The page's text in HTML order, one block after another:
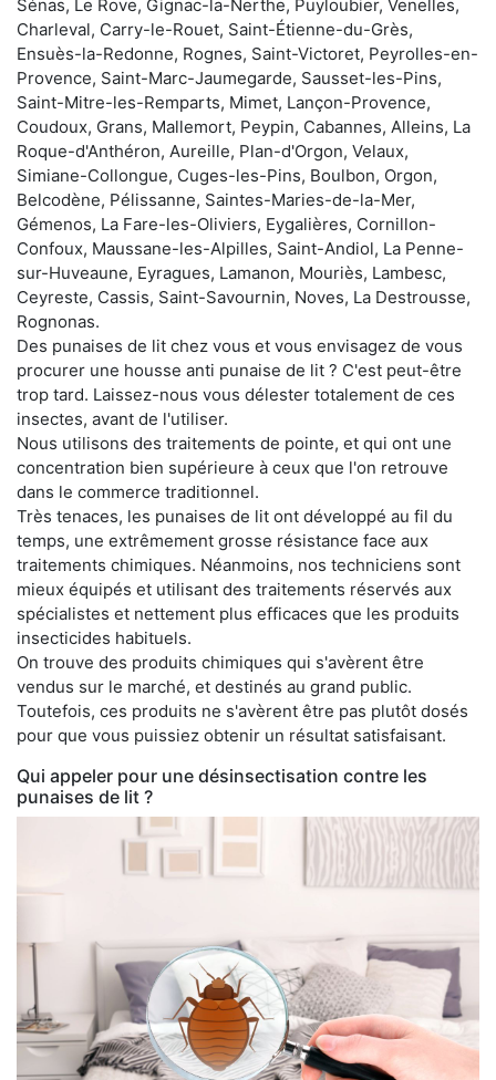
Sénas, Le Rove, Gignac-la-Nerthe, Puyloubier, Venelles,
Charleval, Carry-le-Rouet, Saint-Étienne-du-Grès,
Ensuès-la-Redonne, Rognes, Saint-Victoret, Peyrolles-en-
Provence, Saint-Marc-Jaumegarde, Sausset-les-Pins,
Saint-Mitre-les-Remparts, Mimet, Lançon-Provence,
Coudoux, Grans, Mallemort, Peypin, Cabannes, Alleins, La
Roque-d'Anthéron, Aureille, Plan-d'Orgon, Velaux,
Simiane-Collongue, Cuges-les-Pins, Boulbon, Orgon,
Belcodène, Pélissanne, Saintes-Maries-de-la-Mer,
Gémenos, La Fare-les-Oliviers, Eygalières, Cornillon-
Confoux, Maussane-les-Alpilles, Saint-Andiol, La Penne-
sur-Huveaune, Eyragues, Lamanon, Mouriès, Lambesc,
Ceyreste, Cassis, Saint-Savournin, Noves, La Destrousse,
Rognonas.
Des punaises de lit chez vous et vous envisagez de vous
procurer une housse anti punaise de lit ? C'est peut-être
trop tard. Laissez-nous vous délester totalement de ces
insectes, avant de l'utiliser.
Nous utilisons des traitements de pointe, et qui ont une
concentration bien supérieure à ceux que l'on retrouve
dans le commerce traditionnel.
Très tenaces, les punaises de lit ont développé au fil du
temps, une extrêmement grosse résistance face aux
traitements chimiques. Néanmoins, nos techniciens sont
mieux équipés et utilisant des traitements réservés aux
spécialistes et nettement plus efficaces que les produits
insecticides habituels.
On trouve des produits chimiques qui s'avèrent être
vendus sur le marché, et destinés au grand public.
Toutefois, ces produits ne s'avèrent être pas plutôt dosés
pour que vous puissiez obtenir un résultat satisfaisant.
Qui appeler pour une désinsectisation contre les
punaises de lit ?